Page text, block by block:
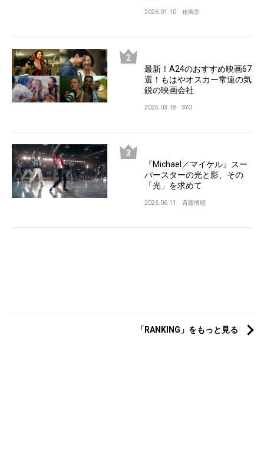
2026.01.10 相馬学
最新！A24のおすすめ映画67
選！もはやオスカー常連の気
鋭の映画会社
2025.03.18 SYO
『Michael／マイケル』スー
パースターの光と影、その
「光」を求めて
2026.06.11 斉藤博昭
「RANKING」をもっと見る